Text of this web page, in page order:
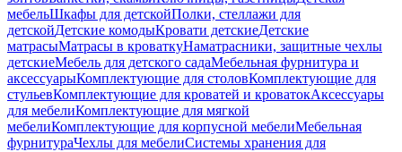
мебельШкафы для детскойПолки, стеллажи для
детскойДетские комодыКровати детскиеДетские
матрасыМатрасы в кроваткуНаматрасники, защитные чехлы
детскиеМебель для детского садаМебельная фурнитура и
аксессуарыКомплектующие для столовКомплектующие для
стульевКомплектующие для кроватей и кроватокАксессуары
для мебелиКомплектующие для мягкой
мебелиКомплектующие для корпусной мебелиМебельная
фурнитураЧехлы для мебелиСистемы хранения для